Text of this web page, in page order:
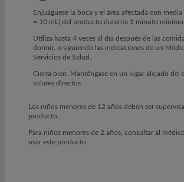
Enjuáguese la boca y el área afectada con
= 10 mL) del producto durante 1 minuto mínimo,
Utiliza hasta 4 veces al día después de las
dormir, o siguiendo las indicaciones de un
Servicios de Salud.
Cierra bien. Manténgase en un lugar alejado del
solares directos.
Los niños menores de 12 años deben ser
producto.
Para niños menores de 2 años, consultar al
usar este producto.